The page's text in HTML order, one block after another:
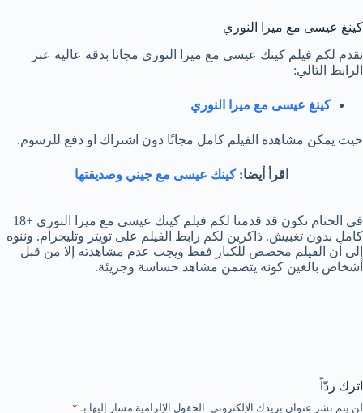
كينغ عيسى مع ميرا النوري
نقدم لكم فيلم كينك عيسى مع ميرا النوري مجانا بدقة عالية عبر
الرابط التالي:
كينغ عيسى مع ميرا النوري
حيث يمكن مشاهدة الفيلم كامل مجانًا دون اشتراك او دفع للرسوم.
اقرأ أيضا:كينك عيسى مع جيني وصديقتها
في الختام نكون قد قدمنا لكم فيلم كينك عيسى مع ميرا النوري +18
كامل بدون تغبيش. ذاكرين لكم رابط الفيلم على تويتر وتليجرام. وننوه
إلى أن الفيلم مخصص للكبار فقط ويجب عدم مشاهدته إلا من قبل
أشخاص بالغين كونه يتضمن مشاهد حساسة وجريئة.
اترك ردّاً
لن يتم نشر عنوان بريدك الإلكتروني. الحقول الإلزامية مشار إليها بـ *